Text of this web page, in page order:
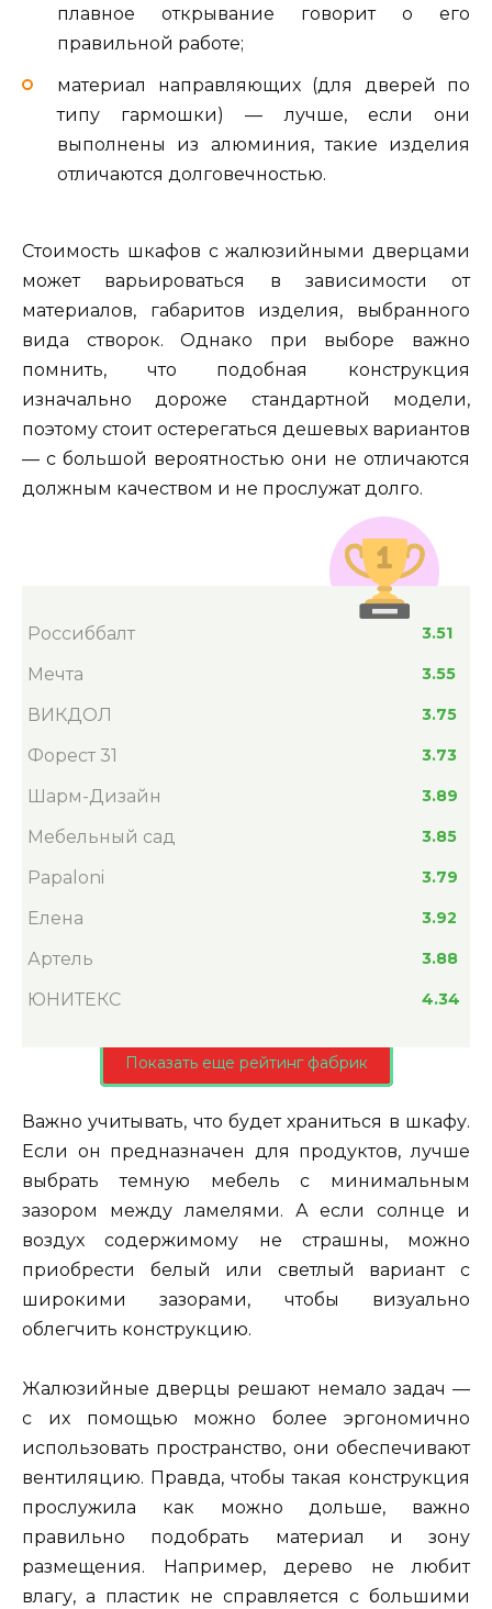
плавное открывание говорит о его
правильной работе;
материал направляющих (для дверей по
типу гармошки) — лучше, если они
выполнены из алюминия, такие изделия
отличаются долговечностью.
Стоимость шкафов с жалюзийными дверцами
может варьироваться в зависимости от
материалов, габаритов изделия, выбранного
вида створок. Однако при выборе важно
помнить, что подобная конструкция
изначально дороже стандартной модели,
поэтому стоит остерегаться дешевых вариантов
— с большой вероятностью они не отличаются
должным качеством и не прослужат долго.
Россиббалт 3.51
Мечта 3.55
ВИКДОЛ 3.75
Форест 31 3.73
Шарм-Дизайн 3.89
Мебельный сад 3.85
Papaloni 3.79
Елена 3.92
Артель 3.88
ЮНИТЕКС 4.34
Показать еще рейтинг фабрик
Важно учитывать, что будет храниться в шкафу.
Если он предназначен для продуктов, лучше
выбрать темную мебель с минимальным
зазором между ламелями. А если солнце и
воздух содержимому не страшны, можно
приобрести белый или светлый вариант с
широкими зазорами, чтобы визуально
облегчить конструкцию.
Жалюзийные дверцы решают немало задач —
с их помощью можно более эргономично
использовать пространство, они обеспечивают
вентиляцию. Правда, чтобы такая конструкция
прослужила как можно дольше, важно
правильно подобрать материал и зону
размещения. Например, дерево не любит
влагу, а пластик не справляется с большими